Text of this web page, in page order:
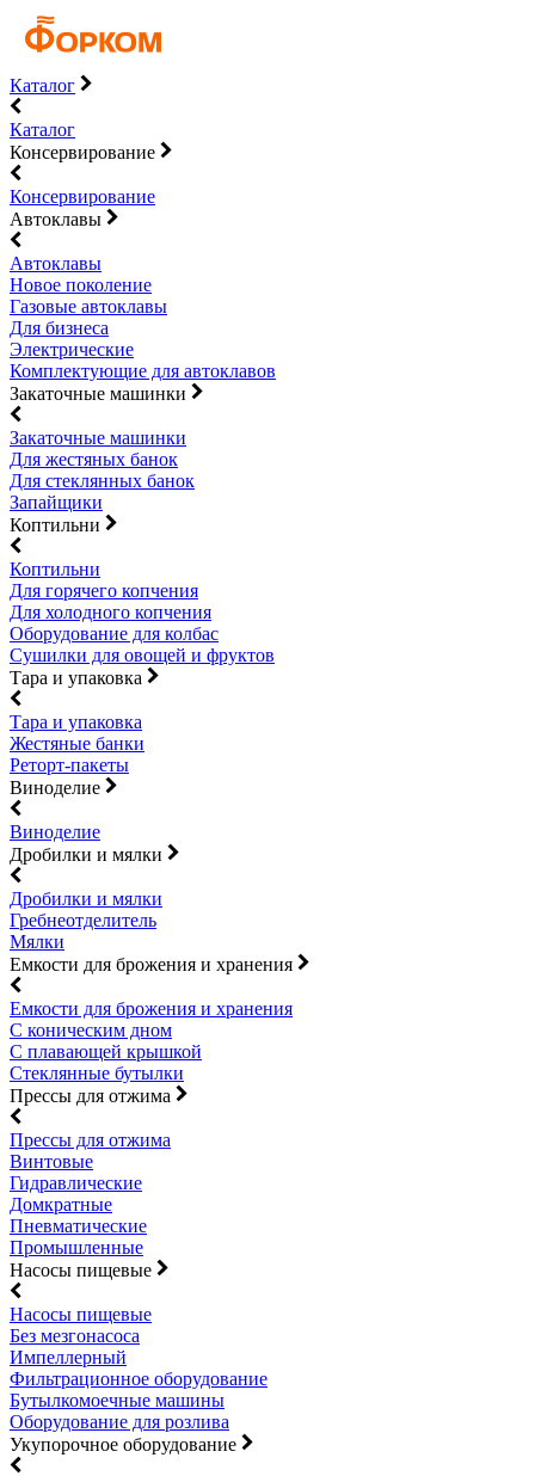
Каталог
Каталог
Консервирование
Консервирование
Автоклавы
Автоклавы
Новое поколение
Газовые автоклавы
Для бизнеса
Электрические
Комплектующие для автоклавов
Закаточные машинки
Закаточные машинки
Для жестяных банок
Для стеклянных банок
Запайщики
Коптильни
Коптильни
Для горячего копчения
Для холодного копчения
Оборудование для колбас
Сушилки для овощей и фруктов
Тара и упаковка
Тара и упаковка
Жестяные банки
Реторт-пакеты
Виноделие
Виноделие
Дробилки и мялки
Дробилки и мялки
Гребнеотделитель
Мялки
Емкости для брожения и хранения
Емкости для брожения и хранения
С коническим дном
С плавающей крышкой
Стеклянные бутылки
Прессы для отжима
Прессы для отжима
Винтовые
Гидравлические
Домкратные
Пневматические
Промышленные
Насосы пищевые
Насосы пищевые
Без мезгонасоса
Импеллерный
Фильтрационное оборудование
Бутылкомоечные машины
Оборудование для розлива
Укупорочное оборудование